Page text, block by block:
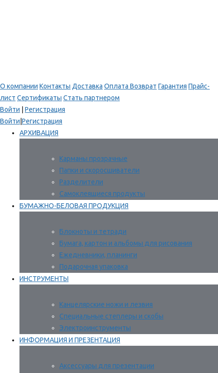
О компании Контакты Доставка Оплата Возврат Гарантия Прайс-
лист Сертификаты Стать партнером
Войти
Регистрация
Войти Регистрация
АРХИВАЦИЯ
Карманы прозрачные
Папки и скоросшиватели
Разделители
Самоклеящиеся продукты
БУМАЖНО-БЕЛОВАЯ ПРОДУКЦИЯ
Блокноты и тетради
Бумага, картон и альбомы для рисования
Ежедневники, планинги
Подарочная упаковка
ИНСТРУМЕНТЫ
Канцелярские ножи и лезвия
Специальные степлеры и скобы
Электроинструменты
ИНФОРМАЦИЯ И ПРЕЗЕНТАЦИЯ
Аксессуары для презентации